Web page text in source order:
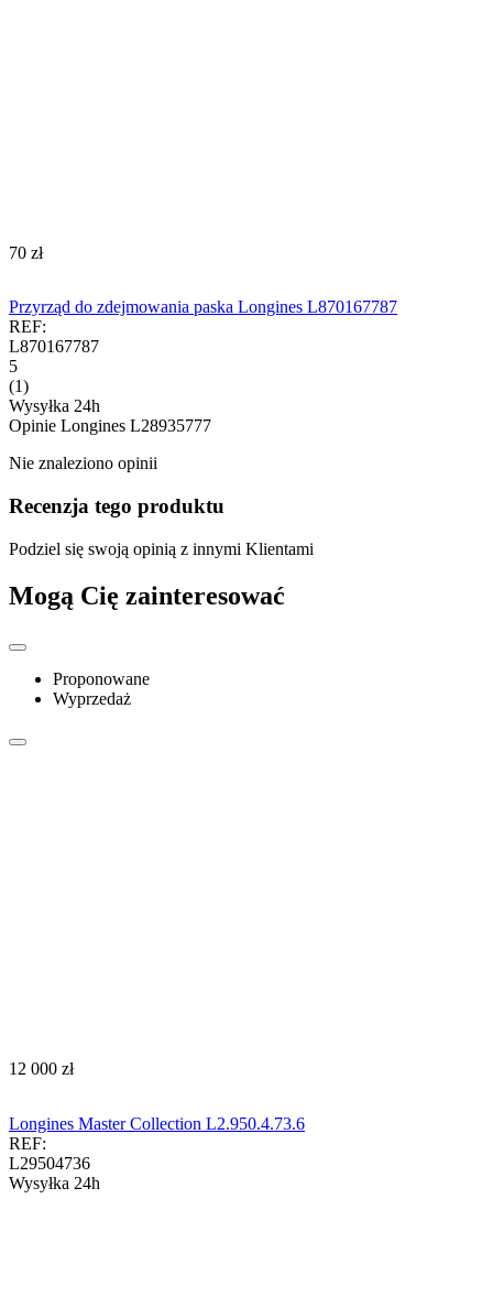
‍70‍ zł
Przyrząd do zdejmowania paska Longines L870167787
REF:
L870167787
5
(1)
Wysyłka 24h
Opinie Longines L28935777
Nie znaleziono opinii
Recenzja tego produktu
Podziel się swoją opinią z innymi Klientami
Mogą Cię zainteresować
Proponowane
Wyprzedaż
‍12 000‍ zł
Longines Master Collection L2.950.4.73.6
REF:
L29504736
Wysyłka 24h